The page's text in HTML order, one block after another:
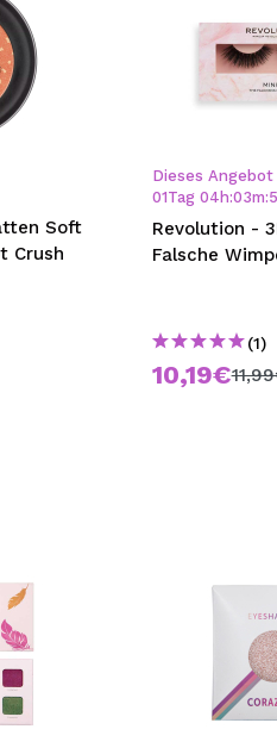
Soft
Crush
Dieses
01Tag 04 h:03m:
Revolution -
Falsche
(1)
10,19€